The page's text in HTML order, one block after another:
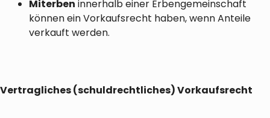
Miterben innerhalb einer Erbengemeinschaft
können ein Vorkaufsrecht haben, wenn Anteile
verkauft werden.
Vertragliches (schuldrechtliches) Vorkaufsrecht